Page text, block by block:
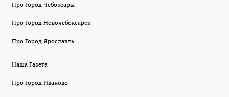
Про Город Чебоксары
Про Город Новочебоксарск
Про Город Ярославль
Наша Газета
Про Город Иваново